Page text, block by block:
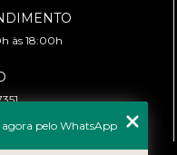
às 18:00h
agora pelo WhatsApp